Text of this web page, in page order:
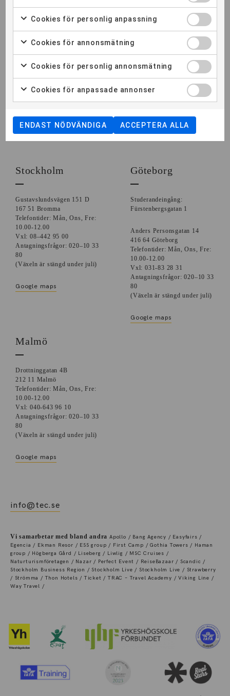
FAQ – VANLIGA FRÅGOR
OM TEC
COOKIEINSTÄLLNINGAR
Stockholm
Gustavslundsvägen 151 D
167 51 Bromma
Telefontider: Mån, Ons, Fre:
10.00-12.00
Vxl: 08–442 95 00
Antagningsfrågor: 020–10 33
80
(Växeln är stängd under juli)
Google maps
Göteborg
Studerandeingång:
Fürstenbergsgatan 1
Anders Personsgatan 14
416 64 Göteborg
Telefontider: Mån, Ons, Fre:
10.00-12.00
Vxl: 031-83 28 31
Antagningsfrågor: 020–10 33
80
(Växeln är stängd under juli)
Google maps
Malmö
Drottninggatan 4B
212 11 Malmö
Telefontider: Mån, Ons, Fre:
10.00-12.00
Vxl: 040-643 96 10
Antagningsfrågor: 020–10 33
80
(Växeln är stängd under juli)
Google maps
info@tec.se
Vi samarbetar med bland andra Apollo / Bang Agency / Easyfairs /
Egencia / Ekman Resor / ESS group / First Camp / Gothia Towers / Haman
group / Högberga Gård / Liseberg / Liwlig / MSC Cruises /
Naturturismföretagen / Nazar / Perfect Event / ReiseBazaar / Scandic /
Stockholm Business Region / Stockholm Live / Stockholm Live / Strawberry
/ Strömma / Thon Hotels / Ticket / TRAC – Travel Academy / Viking Line /
Way Travel /
Cookies för personlig anpassning
Cookies för annonsmätning
Cookies för personlig annonsmätning
Cookies för anpassade annonser
ENDAST NÖDVÄNDIGA ACCEPTERA ALLA